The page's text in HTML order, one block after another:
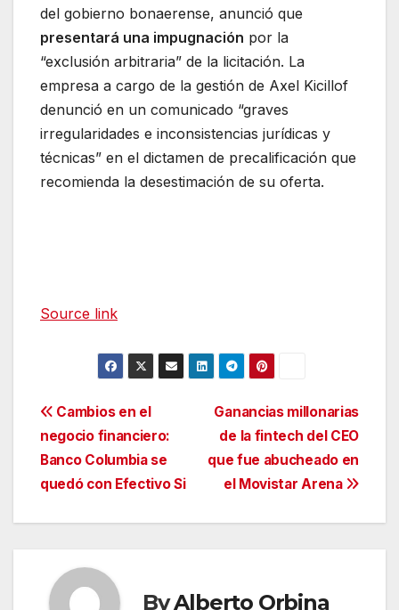
del gobierno bonaerense, anunció que
presentará una impugnación por la
“exclusión arbitraria” de la licitación. La
empresa a cargo de la gestión de Axel Kicillof
denunció en un comunicado “graves
irregularidades e inconsistencias jurídicas y
técnicas” en el dictamen de precalificación que
recomienda la desestimación de su oferta.
Source link
Navegación
de
entradas
Ganancias millonarias
de la fintech del CEO
que fue abucheado en
el Movistar Arena
Cambios en el
negocio financiero:
Banco Columbia se
quedó con Efectivo Si
ByAlberto Orbina